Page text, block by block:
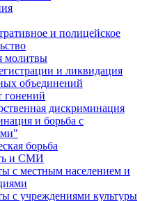
и полицейское
молитвы
и ликвидация
объединений
гонений
дискриминация
и борьба с
борьба
и СМИ
с местным населением и
с учреждениями культуры